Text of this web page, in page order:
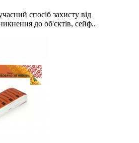
спосіб захисту від
до об'єктів, сейф..